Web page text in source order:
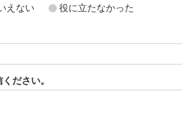
えない 役に立たなかった
ださい。